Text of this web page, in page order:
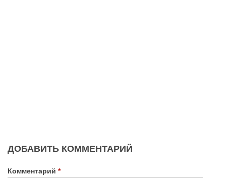
ДОБАВИТЬ КОММЕНТАРИЙ
Комментарий *